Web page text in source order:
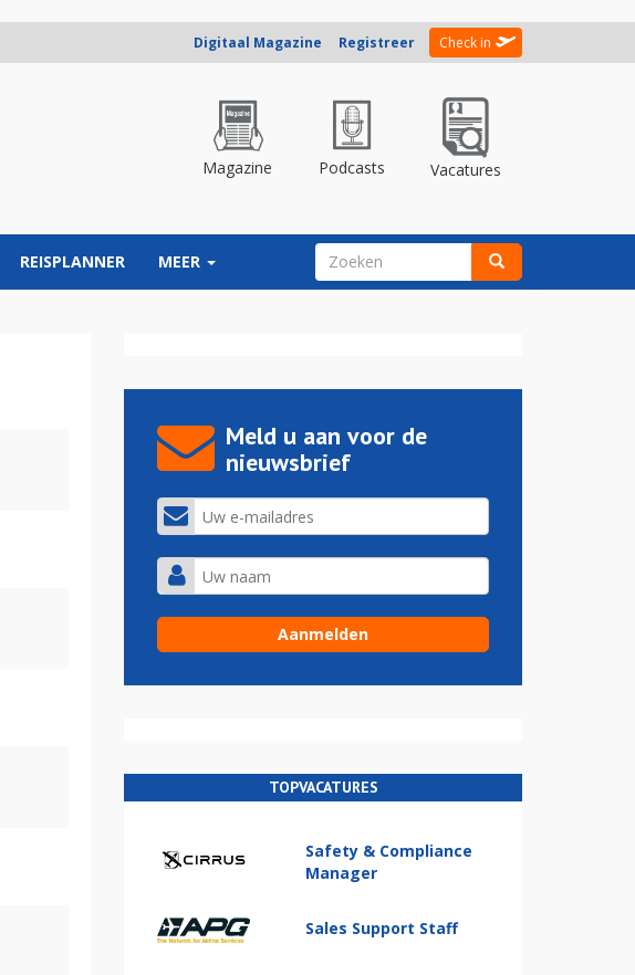
Digitaal Magazine Registreer Check in
Magazine Podcasts Vacatures
REISPLANNER MEER ZOEKVELD
Meld u aan voor de
nieuwsbrief
TOPVACATURES
Safety & Compliance
Manager
Sales Support Staff